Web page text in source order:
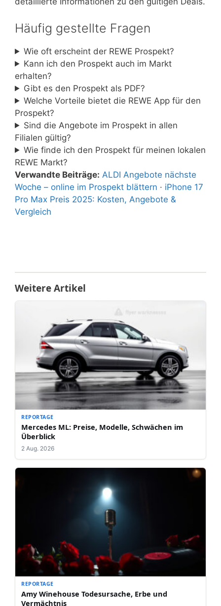
Häufig gestellte Fragen
Wie oft erscheint der REWE Prospekt?
Kann ich den Prospekt auch im Markt
erhalten?
Gibt es den Prospekt als PDF?
Welche Vorteile bietet die REWE App für den
Prospekt?
Sind die Angebote im Prospekt in allen
Filialen gültig?
Wie finde ich den Prospekt für meinen lokalen
REWE Markt?
Verwandte Beiträge: ALDI Angebote nächste
Woche – online im Prospekt blättern · iPhone 17
Pro Max Preis 2025: Kosten, Angebote &
Vergleich
Weitere Artikel
REPORTAGE
Mercedes ML: Preise, Modelle, Schwächen im
Überblick
2 Aug. 2026
REPORTAGE
Amy Winehouse Todesursache, Erbe und
Vermächtnis